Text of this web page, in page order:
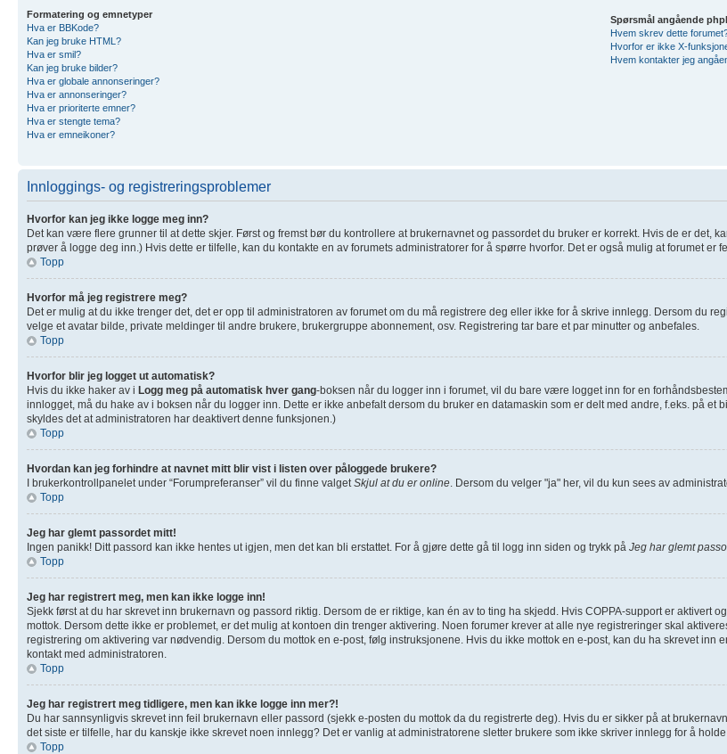
Formatering og emnetyper
Hva er BBKode?
Kan jeg bruke HTML?
Hva er smil?
Kan jeg bruke bilder?
Hva er globale annonseringer?
Hva er annonseringer?
Hva er prioriterte emner?
Hva er stengte tema?
Hva er emneikoner?
Spørsmål angående
Hvem skrev dette
Hvorfor er ikke X-
Hvem kontakter jeg
Innloggings- og registreringsproblemer
Hvorfor kan jeg ikke logge meg inn?
Det kan være flere grunner til at dette skjer. Først og fremst bør du kontrollere at brukernavnet og passordet du bruker er korrekt. Hvis de er det,
prøver å logge deg inn.) Hvis dette er tilfelle, kan du kontakte en av forumets administratorer for å spørre hvorfor. Det er også mulig at forumet er
Topp
Hvorfor må jeg registrere meg?
Det er mulig at du ikke trenger det, det er opp til administratoren av forumet om du må registrere deg eller ikke for å skrive innlegg. Dersom du
velge et avatar bilde, private meldinger til andre brukere, brukergruppe abonnement, osv. Registrering tar bare et par minutter og anbefales.
Topp
Hvorfor blir jeg logget ut automatisk?
Hvis du ikke haker av i Logg meg på automatisk hver gang-boksen når du logger inn i forumet, vil du bare være logget inn for en
innlogget, må du hake av i boksen når du logger inn. Dette er ikke anbefalt dersom du bruker en datamaskin som er delt med andre, f.eks. på
skyldes det at administratoren har deaktivert denne funksjonen.)
Topp
Hvordan kan jeg forhindre at navnet mitt blir vist i listen over påloggede brukere?
I brukerkontrollpanelet under “Forumpreferanser” vil du finne valget Skjul at du er online . Dersom du velger "ja" her, vil du kun sees av
Topp
Jeg har glemt passordet mitt!
Ingen panikk! Ditt passord kan ikke hentes ut igjen, men det kan bli erstattet. For å gjøre dette gå til logg inn siden og trykk på Jeg har glemt
Topp
Jeg har registrert meg, men kan ikke logge inn!
Sjekk først at du har skrevet inn brukernavn og passord riktig. Dersom de er riktige, kan én av to ting ha skjedd. Hvis COPPA-support er aktivert
mottok. Dersom dette ikke er problemet, er det mulig at kontoen din trenger aktivering. Noen forumer krever at alle nye registreringer skal
registrering om aktivering var nødvendig. Dersom du mottok en e-post, følg instruksjonene. Hvis du ikke mottok en e-post, kan du ha skrevet
kontakt med administratoren.
Topp
Jeg har registrert meg tidligere, men kan ikke logge inn mer?!
Du har sannsynligvis skrevet inn feil brukernavn eller passord (sjekk e-posten du mottok da du registrerte deg). Hvis du er sikker på at
det siste er tilfelle, har du kanskje ikke skrevet noen innlegg? Det er vanlig at administratorene sletter brukere som ikke skriver innlegg for å
Topp